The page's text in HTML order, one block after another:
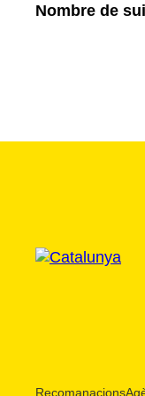
Nombre de
Recomanacions